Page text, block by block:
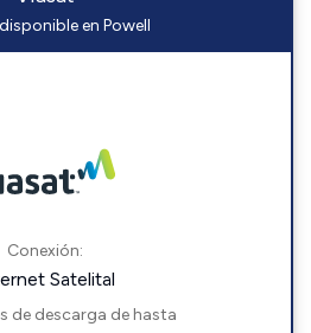
en Powell
Conexión:
Satelital
de descarga de hasta